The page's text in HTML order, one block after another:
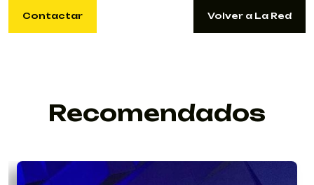
Contactar
Volver a La Red
Recomendados